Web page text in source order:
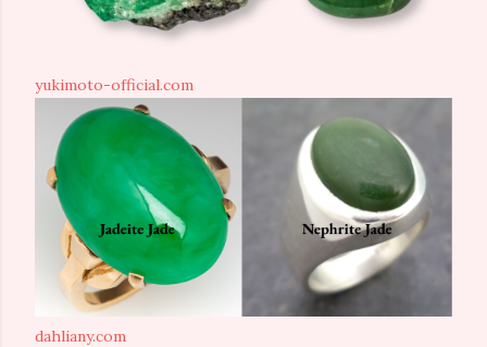
yukimoto-official.com
dahliany.com